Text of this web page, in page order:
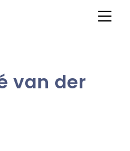
van der